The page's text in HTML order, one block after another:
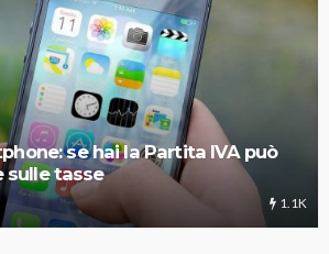
se hai la Partita IVA può
sulle tasse
1.1K